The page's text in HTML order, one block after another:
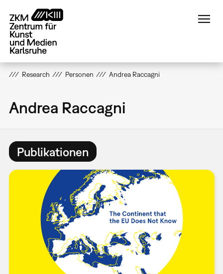
zum
Inhalt
Research Personen Andrea Raccagni
Andrea Raccagni
Publikationen